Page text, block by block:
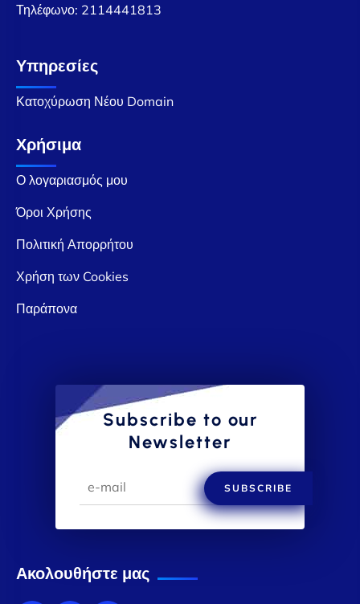
Τηλέφωνο: 2114441813
Υπηρεσίες
Κατοχύρωση Νέου Domain
Χρήσιμα
Ο λογαριασμός μου
Όροι Χρήσης
Πολιτική Απορρήτου
Χρήση των Cookies
Παράπονα
Subscribe to our
Newsletter
SUBSCRIBE
Ακολουθήστε μας